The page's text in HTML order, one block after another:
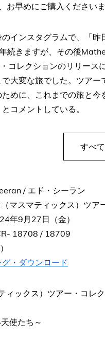
お早めにご購入くださいま
インスタグラムで、「
続きますが、その後
コレクションのリリー
大変な旅でした。ツア
めに、これまでの旅と
コメントしている。
すべ
/ エド・シーラン
マスマティックス）ツア
年9月27日（金）
18708 / 18709
・ダウンロード
ィックス）ツアー・コレ
使たち～